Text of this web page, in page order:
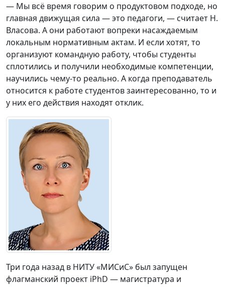
— Мы всё время говорим о продуктовом подходе, но
главная движущая сила — это педагоги, — считает Н.
Власова. А они работают вопреки насаждаемым
локальным нормативным актам. И если хотят, то
организуют командную работу, чтобы студенты
сплотились и получили необходимые компетенции,
научились чему-то реально. А когда преподаватель
относится к работе студентов заинтересованно, то и
у них его действия находят отклик.
Три года назад в НИТУ «МИСиС» был запущен
флагманский проект iPhD — магистратура и